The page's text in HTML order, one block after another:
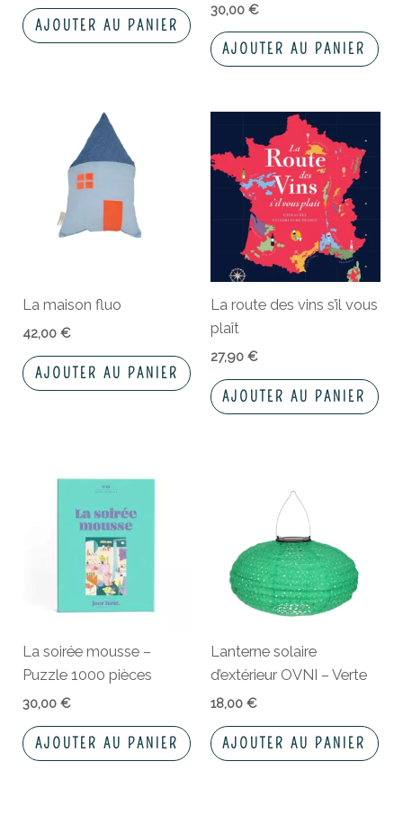
AJOUTER AU PANIER
30,00 €
AJOUTER AU PANIER
La maison fluo
42,00€
AJOUTER AU PANIER
La route des vins s’il vous
plaît
27,90 €
AJOUTER AU PANIER
La soirée mousse –
Puzzle 1000 pièces
30,00€
AJOUTER AU PANIER
Lanterne solaire
d’extérieur OVNI – Verte
18,00 €
AJOUTER AU PANIER